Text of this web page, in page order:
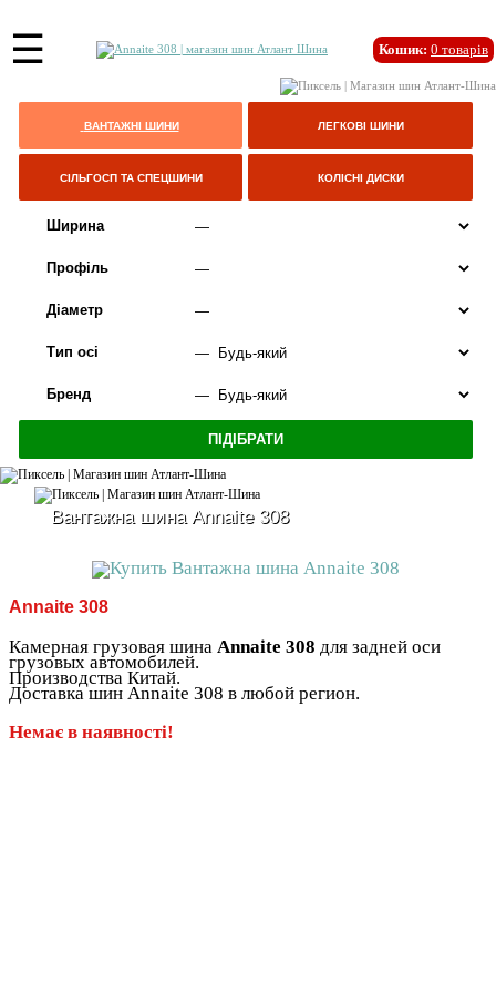
☰ Кошик: 0 товарів
ВАНТАЖНІ ШИНИ ЛЕГКОВІ ШИНИ
СІЛЬГОСП ТА СПЕЦШИНИ КОЛІСНІ ДИСКИ
Ширина
Профіль
Діаметр
Тип осі
Бренд
Вантажна шина Annaite 308
Annaite 308
Камерная грузовая шина Annaite 308 для задней оси
грузовых автомобилей.
Производства Китай.
Доставка шин Annaite 308 в любой регион.
Немає в наявності!